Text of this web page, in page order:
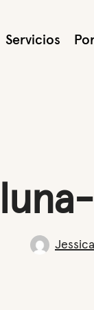
Servicios